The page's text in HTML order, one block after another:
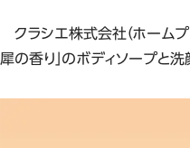
クラシエ株式会社（ホームプ
犀の香り」のボディソープと洗